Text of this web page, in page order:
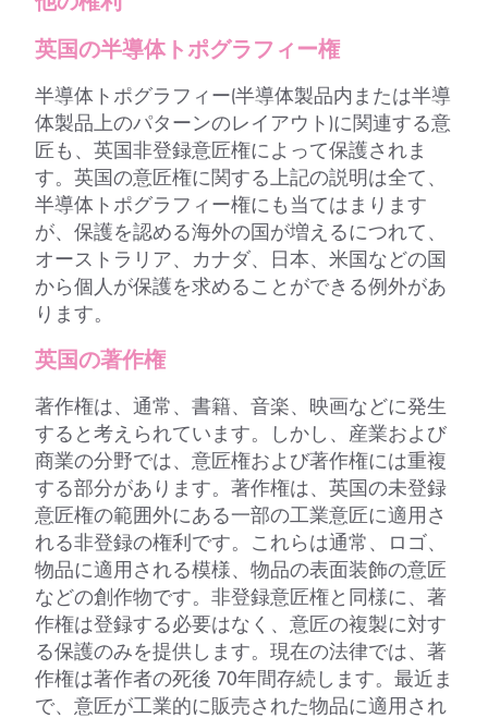
英国の半導体トポグラフィー権
半導体トポグラフィー(半導体製品内または半導
体製品上のパターンのレイアウト)に関連する意
匠も、英国非登録意匠権によって保護されま
す。英国の意匠権に関する上記の説明は全て、
半導体トポグラフィー権にも当てはまります
が、保護を認める海外の国が増えるにつれて、
オーストラリア、カナダ、日本、米国などの国
から個人が保護を求めることができる例外があ
ります。
英国の著作権
著作権は、通常、書籍、音楽、映画などに発生
すると考えられています。しかし、産業および
商業の分野では、意匠権および著作権には重複
する部分があります。著作権は、英国の未登録
意匠権の範囲外にある一部の工業意匠に適用さ
れる非登録の権利です。これらは通常、ロゴ、
物品に適用される模様、物品の表面装飾の意匠
などの創作物です。非登録意匠権と同様に、著
作権は登録する必要はなく、意匠の複製に対す
る保護のみを提供します。現在の法律では、著
作権は著作者の死後 70年間存続します。最近ま
で、意匠が工業的に販売された物品に適用され